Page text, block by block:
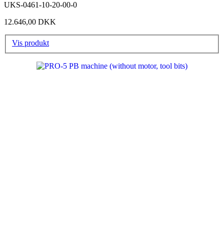
UKS-0461-10-20-00-0
12.646,00 DKK
Vis produkt